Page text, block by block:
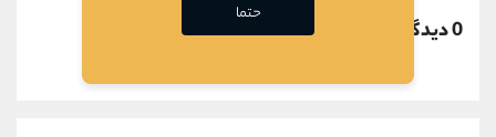
0 دیدگاه
حتما